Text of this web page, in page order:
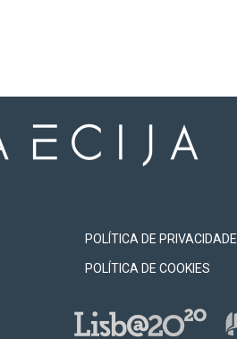
POLÍTICA DE PRIVACIDADE
POLÍTICA DE COOKIES